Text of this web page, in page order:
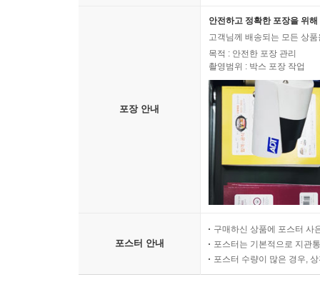
포장 안내
안전하고 정확한 포장을 위
고객님께 배송되는 모든 상
목적 : 안전한 포장 관리
촬영범위 : 박스 포장 작업
포스터 안내
구매하신 상품에 포스터 사
포스터는 기본적으로 지관
포스터 수량이 많은 경우,